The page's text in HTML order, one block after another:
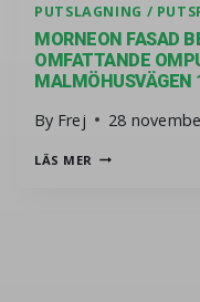
PUTSLAGNING /
MORNEON FASAD
OMFATTANDE
MALMÖHUSVÄGEN
By Frej 28
LÄS MER MORNEON